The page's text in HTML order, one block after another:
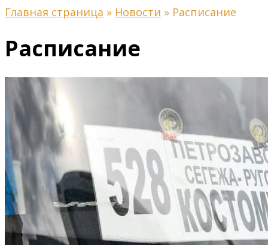
Главная страница » Новости » Расписание
Расписание